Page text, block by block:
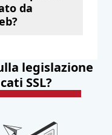
da
legislazione
SSL?